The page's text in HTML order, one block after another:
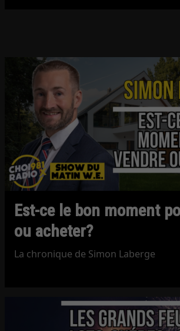
Est-ce le bon moment
ou acheter?
La chronique de Simon Laberge